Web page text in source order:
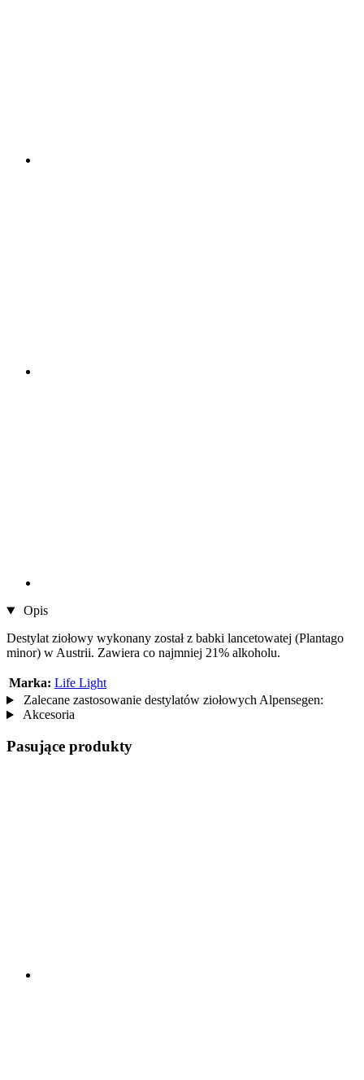
Opis
Destylat ziołowy wykonany został z babki lancetowatej (Plantago
minor) w Austrii. Zawiera co najmniej 21% alkoholu.
Marka: Life Light
Zalecane zastosowanie destylatów ziołowych Alpensegen:
Akcesoria
Pasujące produkty